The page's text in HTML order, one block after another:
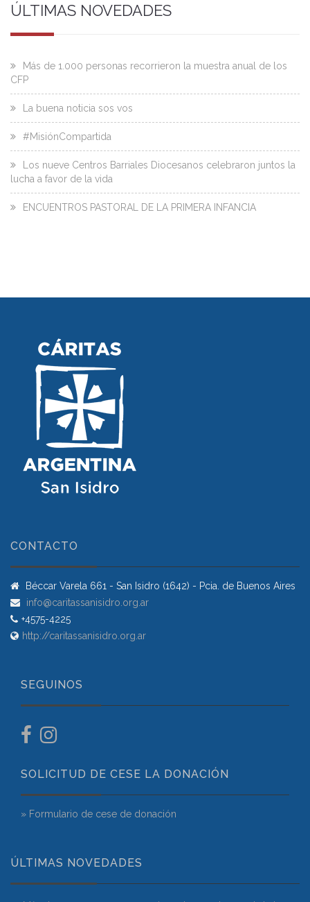
ÚLTIMAS NOVEDADES
Más de 1.000 personas recorrieron la muestra anual de los
CFP
La buena noticia sos vos
#MisiónCompartida
Los nueve Centros Barriales Diocesanos celebraron juntos la
lucha a favor de la vida
ENCUENTROS PASTORAL DE LA PRIMERA INFANCIA
CONTACTO
Béccar Varela 661 - San Isidro (1642) - Pcia. de Buenos Aires
info@caritassanisidro.org.ar
+4575-4225
http://caritassanisidro.org.ar
SEGUINOS
SOLICITUD DE CESE LA DONACIÓN
» Formulario de cese de donación
ÚLTIMAS NOVEDADES